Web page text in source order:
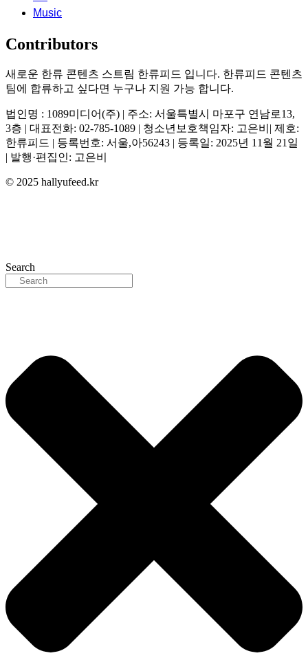
Music
Contributors
새로운 한류 콘텐츠 스트림 한류피드 입니다. 한류피드 콘텐츠
팀에 합류하고 싶다면 누구나 지원 가능 합니다.
법인명 : 1089미디어(주) | 주소: 서울특별시 마포구 연남로13,
3층 | 대표전화: 02-785-1089 | 청소년보호책임자: 고은비| 제호:
한류피드 | 등록번호: 서울,아56243 | 등록일: 2025년 11월 21일
| 발행·편집인: 고은비
© 2025 hallyufeed.kr
Search